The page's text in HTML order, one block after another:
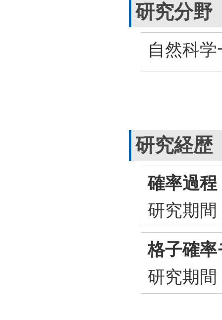
研究分野
自然科
研究経歴
確率過程
研究期間
格子確
研究期間